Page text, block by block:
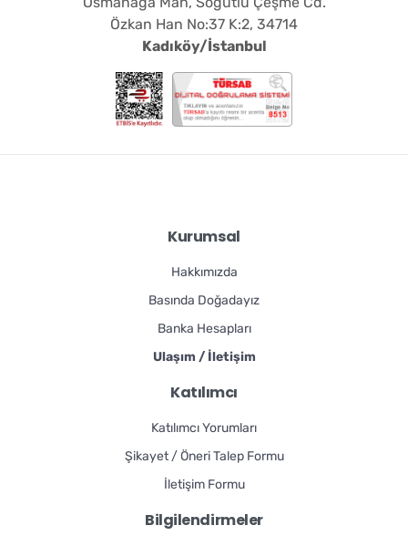
Özkan Han No:37 K:2, 34714
Kadıköy/İstanbul
Kurumsal
Hakkımızda
Basında Doğadayız
Banka Hesapları
Ulaşım / İletişim
Katılımcı
Katılımcı Yorumları
Şikayet / Öneri Talep Formu
İletişim Formu
Bilgilendirmeler